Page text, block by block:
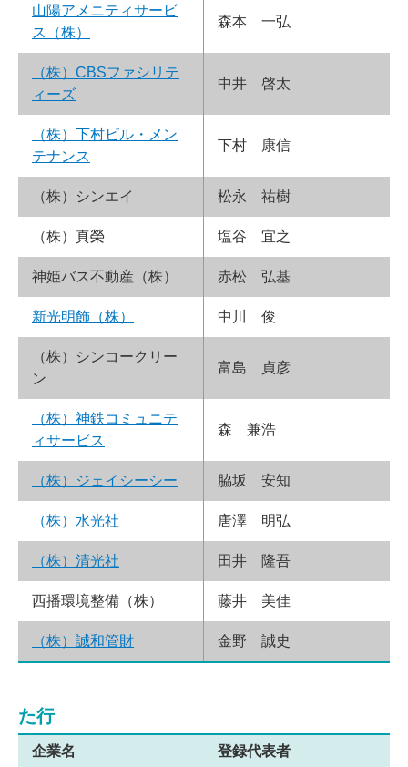
山陽アメニティサービ
ス（株）
森本 一弘
（株）CBSファシリテ
ィーズ
中井 啓太
（株）下村ビル・メン
テナンス
下村 康信
（株）シンエイ 松永 祐樹
（株）真榮 塩谷 宜之
神姫バス不動産（株） 赤松 弘基
新光明飾（株） 中川 俊
（株）シンコークリー
ン
富島 貞彦
（株）神鉄コミュニテ
ィサービス
森 兼浩
（株）ジェイシーシー 脇坂 安知
（株）水光社 唐澤 明弘
（株）清光社 田井 隆吾
西播環境整備（株） 藤井 美佳
（株）誠和管財 金野 誠史
た行
企業名 登録代表者